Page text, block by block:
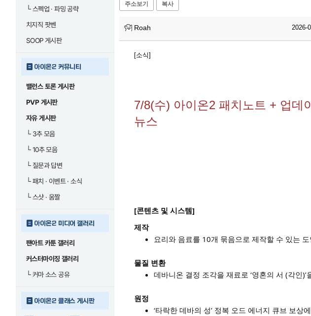
└스펙업 · 파밍 공략
치지직 팟벤
SOOP 게시판
아이온2 커뮤니티
밸런스 토론 게시판
PVP 게시판
자유 게시판
└3추 모음
└10추 모음
└질문과 답변
└패치 · 이벤트 · 소식
└스샷 · 움짤
아이온2 미디어 갤러리
팬아트 카툰 갤러리
커스터마이징 갤러리
└커마 소스 공유
아이온2 클래스 게시판
주소보기 복사
Roah 2026-
[소식]
7/8(수) 아이온2 패치노트 + 업데
뉴스
[콘텐츠 및 시스템]
제작
요리와 음료를 10개 묶음으로 제작할 수 있는
물질 변환
데바니온 결정 조각을 재료로 ‘영혼의 서 (각인
원정
‘타락한 데바의 성’ 정복 오드 에너지 큐브 보상